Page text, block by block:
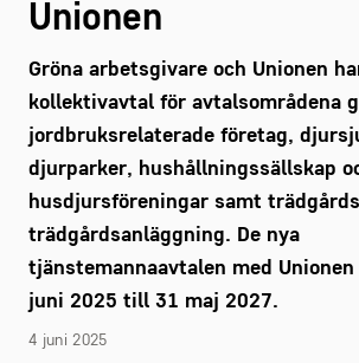
Unionen
Gröna arbetsgivare och Unionen
kollektivavtal för avtalsområdena
jordbruksrelaterade företag,
djurparker, hushållningssällskap
husdjursföreningar samt
trädgårdsanläggning. De nya
tjänstemannaavtalen med
juni 2025 till 31 maj 2027.
4 juni 2025